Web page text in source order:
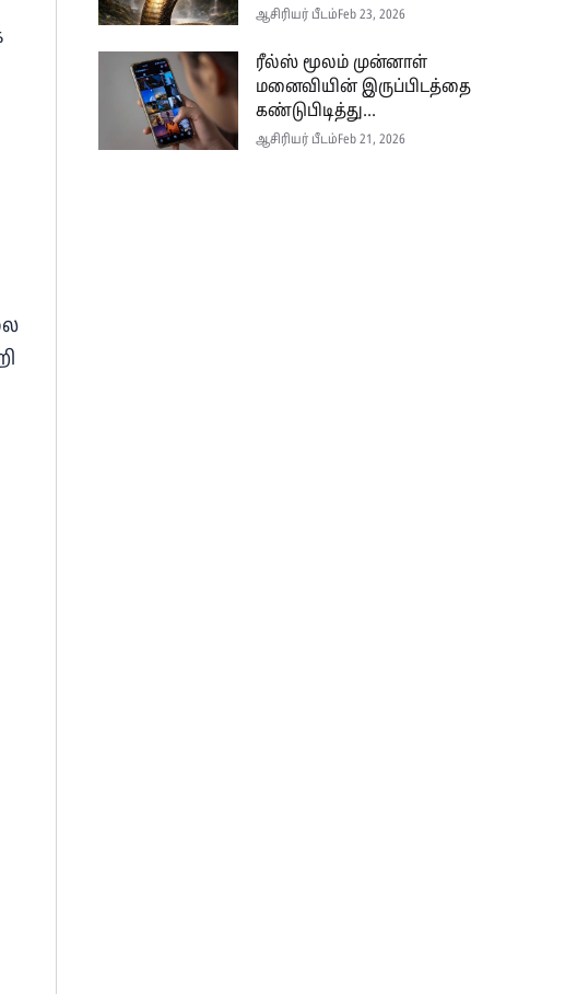
ஆசிரியர் பீடம்Feb 23, 2026
ரீல்ஸ் மூலம் முன்னாள்
மனைவியின் இருப்பிடத்தை
கண்டுபிடித்து...
ஆசிரியர் பீடம்Feb 21, 2026